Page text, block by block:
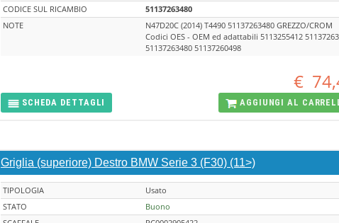
CODICE SUL RICAMBIO
51137263480
NOTE
N47D20C (2014) T4490 51137263480 GREZZO/CROM
Codici OES - OEM ed adattabili 5113255412
51137263480 51137260498
€
SCHEDA DETTAGLI AGGIUNGI AL
Griglia (superiore) Destro BMW Serie 3 (F30) (11>)
TIPOLOGIA
Usato
STATO
Buono